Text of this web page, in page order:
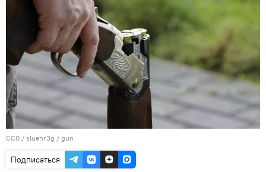
CC0 / sluehr3g / gun
Подписаться